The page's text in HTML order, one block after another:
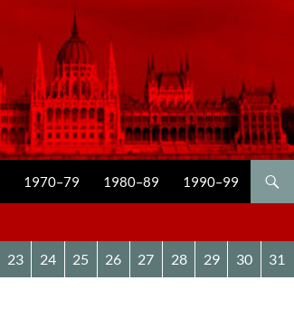
1970–79 1980–89 1990–99
23 24 25 26 27 28 29 30 31